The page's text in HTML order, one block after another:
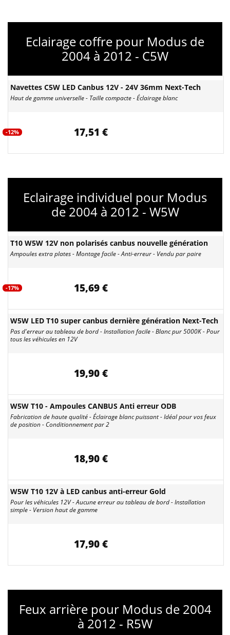
Eclairage coffre pour Modus de
2004 à 2012 - C5W
Navettes C5W LED Canbus 12V - 24V 36mm Next-Tech
Haut de gamme universelle - Taille compacte - Éclairage blanc
-12% 17,51 €
Eclairage individuel pour Modus
de 2004 à 2012 - W5W
T10 W5W 12V non polarisés canbus nouvelle génération
Ampoules extra plates - Montage facile - Anti-erreur - Vendu par paire
-17% 15,69 €
W5W LED T10 super canbus dernière génération Next-Tech
Pas d'erreur au tableau de bord - Installation facile - Blanc pur 5000K - Pour
tous les véhicules en 12V
19,90 €
W5W T10 - Ampoules CANBUS Anti erreur ODB
Fabrication de haute qualité - Éclairage blanc puissant - Idéal pour vos feux
de position - Conditionnement par 2
18,90 €
W5W T10 12V à LED canbus anti-erreur Gold
Pour les véhicules 12V - Aucune erreur au tableau de bord - Installation
simple - Version haut de gamme
17,90 €
Feux arrière pour Modus de 2004
à 2012 - R5W